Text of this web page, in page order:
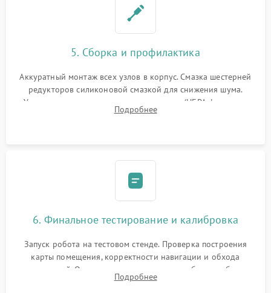
5. Сборка и профилактика
Аккуратный монтаж всех узлов в корпус. Смазка шестерней
редукторов силиконовой смазкой для снижения шума.
Установка новых расходных материалов (HEPA-фильтров,
микрофибры, щеток). Надежная фиксация разъемов и
Подробнее
6. Финальное тестирование и калибровка
Запуск робота на тестовом стенде. Проверка построения
карты помещения, корректности навигации и обхода
препятствий. Оценка силы всасывания и работы турбины.
Тестирование автоматического возврата на док-станцию и
Подробнее